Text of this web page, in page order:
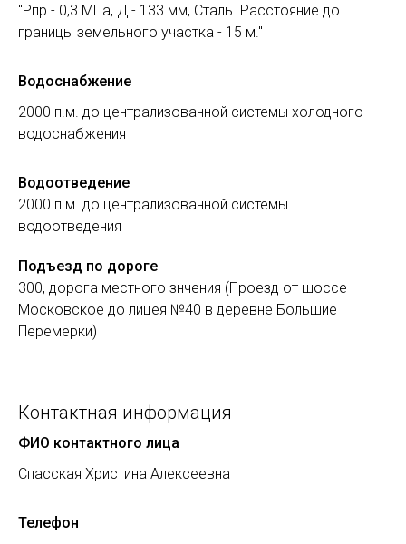
"Рпр.- 0,3 МПа, Д - 133 мм, Сталь. Расстояние до
границы земельного участка - 15 м."
Водоснабжение
2000 п.м. до централизованной системы холодного
водоснабжения
Водоотведение
2000 п.м. до централизованной системы
водоотведения
Подъезд по дороге
300, дорога местного знчения (Проезд от шоссе
Московское до лицея №40 в деревне Большие
Перемерки)
Контактная информация
ФИО контактного лица
Спасская Христина Алексеевна
Телефон